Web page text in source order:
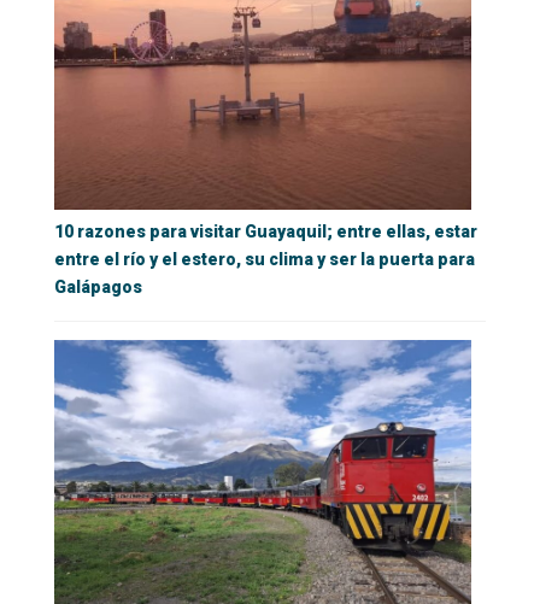
10 razones para visitar Guayaquil; entre ellas, estar
entre el río y el estero, su clima y ser la puerta para
Galápagos